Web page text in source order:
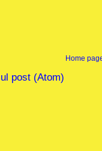
Home
post (Atom)